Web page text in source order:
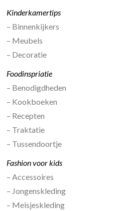
Kinderkamertips
– Binnenkijkers
– Meubels
– Decoratie
Foodinspriatie
– Benodigdheden
– Kookboeken
– Recepten
– Traktatie
– Tussendoortje
Fashion voor kids
– Accessoires
– Jongenskleding
– Meisjeskleding